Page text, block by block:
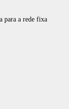
para a rede fixa